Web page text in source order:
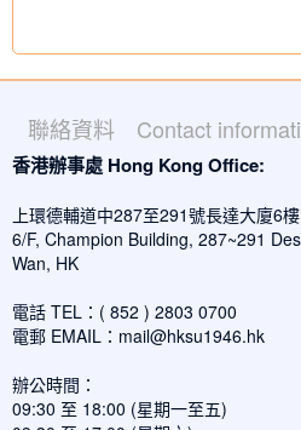
聯絡資料 Contact
香港辦事處 Hong Kong Office:
上環德輔道中287至291號長達大廈6樓
6/F, Champion Building, 287~291
Wan, HK
電話 TEL：( 852 ) 2803 0700
電郵 EMAIL： mail@hksu1946.hk
辦公時間：
09:30 至 18:00 (星期一至五)